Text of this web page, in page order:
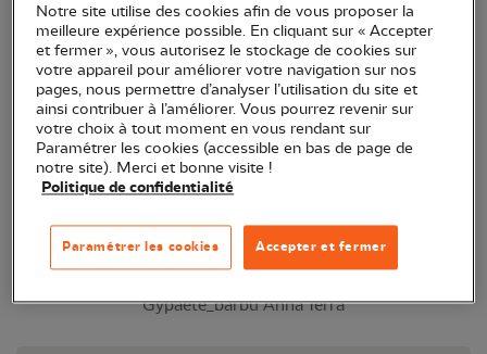
Des animations pour découvrir les vautours durant
les jeudis de l'été dans le cadre du Life Gyp'Act
Gypaète_barbu Anna Terra
Notre site utilise des cookies afin de vous proposer la
meilleure expérience possible. En cliquant sur « Accepter
et fermer », vous autorisez le stockage de cookies sur
votre appareil pour améliorer votre navigation sur nos
pages, nous permettre d’analyser l’utilisation du site et
ainsi contribuer à l’améliorer. Vous pourrez revenir sur
votre choix à tout moment en vous rendant sur
Paramétrer les cookies (accessible en bas de page de
notre site). Merci et bonne visite !
Politique de confidentialité
Accepter et fermer
Paramétrer les cookies